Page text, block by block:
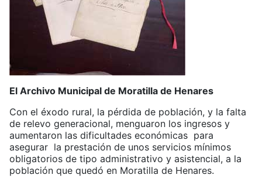
El Archivo Municipal de Moratilla de Henares
Con el éxodo rural, la pérdida de población, y la falta
de relevo generacional, menguaron los ingresos y
aumentaron las dificultades económicas para
asegurar la prestación de unos servicios mínimos
obligatorios de tipo administrativo y asistencial, a la
población que quedó en Moratilla de Henares.